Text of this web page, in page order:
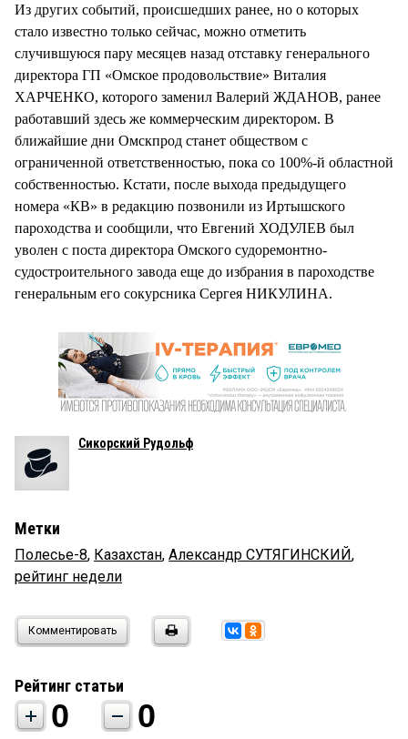
Из других событий, происшедших ранее, но о которых
стало известно только сейчас, можно отметить
случившуюся пару месяцев назад отставку генерального
директора ГП «Омское продовольствие» Виталия
ХАРЧЕНКО, которого заменил Валерий ЖДАНОВ, ранее
работавший здесь же коммерческим директором. В
ближайшие дни Омскпрод станет обществом с
ограниченной ответственностью, пока со 100%-й областной
собственностью. Кстати, после выхода предыдущего
номера «КВ» в редакцию позвонили из Иртышского
пароходства и сообщили, что Евгений ХОДУЛЕВ был
уволен с поста директора Омского судоремонтно-
судостроительного завода еще до избрания в пароходстве
генеральным его сокурсника Сергея НИКУЛИНА.
Сикорский Рудольф
Метки
Полесье-8, Казахстан, Александр СУТЯГИНСКИЙ,
рейтинг недели
Комментировать
Рейтинг статьи
0 0